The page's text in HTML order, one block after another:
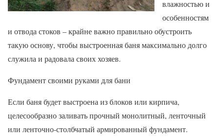
влажностью и
особенностям
и отвода стоков – крайне важно правильно обустроить
такую основу, чтобы выстроенная баня максимально долго
служила и радовала своих хозяев.
Фундамент своими руками для бани
Если баня будет выстроена из блоков или кирпича,
целесообразно заливать прочный монолитный, ленточный
или ленточно-столбчатый армированный фундамент.